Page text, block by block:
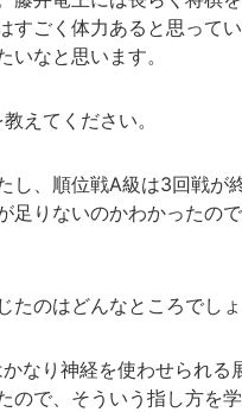
すごく体力あると思って
なと思います。
えてください。
し、順位戦A級は3回戦が
足りないのかわかったの
のはどんなところでしょ
なり神経を使わせられる
ので、そういう指し方を